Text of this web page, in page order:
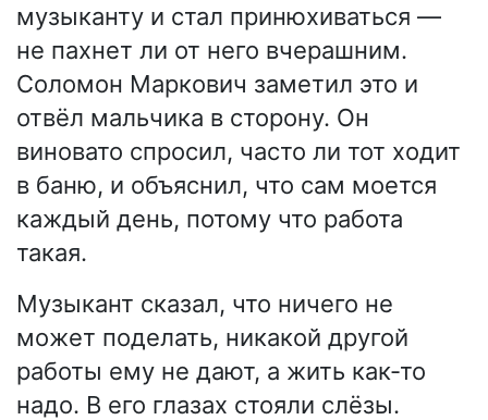
музыканту и стал принюхиваться —
не пахнет ли от него вчерашним.
Соломон Маркович заметил это и
отвёл мальчика в сторону. Он
виновато спросил, часто ли тот ходит
в баню, и объяснил, что сам моется
каждый день, потому что работа
такая.
Музыкант сказал, что ничего не
может поделать, никакой другой
работы ему не дают, а жить как-то
надо. В его глазах стояли слёзы.